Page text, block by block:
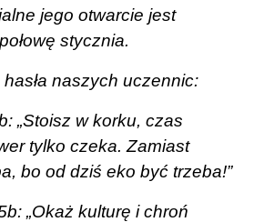
jego otwarcie jest
stycznia.
naszych uczennic:
„Stoisz w korku, czas
tylko czeka. Zamiast
bo od dziś eko być trzeba!”
„Okaż kulturę i chroń